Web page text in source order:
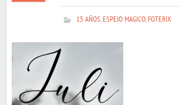
15 AÑOS,ESPEJO MAGICO,FOTERIX